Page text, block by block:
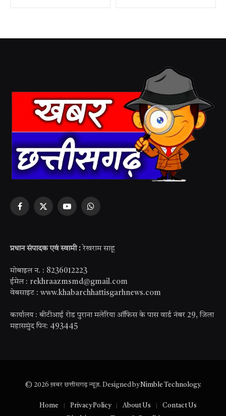
Facebook
X
YouTubeWhatsApp
प्रधान संपादक एवं स्वामी : रेखराम साहू
मोबाइल न. : 8236012223
ईमेल : rekhraazmsmd@gmail.com
वेबसाइट : www.khabarchhattisgarhnews.com
कार्यालय : बीटीआई रोड पुराना मलेरिया ऑफिस के पास वार्ड नंबर 29, जिला
महासमुंद पिन: 493445
© 2026 ख़बर छत्तीसगढ़ न्यूज़. Designed byNimble Technology.
Home Privacy Policy About Us
Contact Us